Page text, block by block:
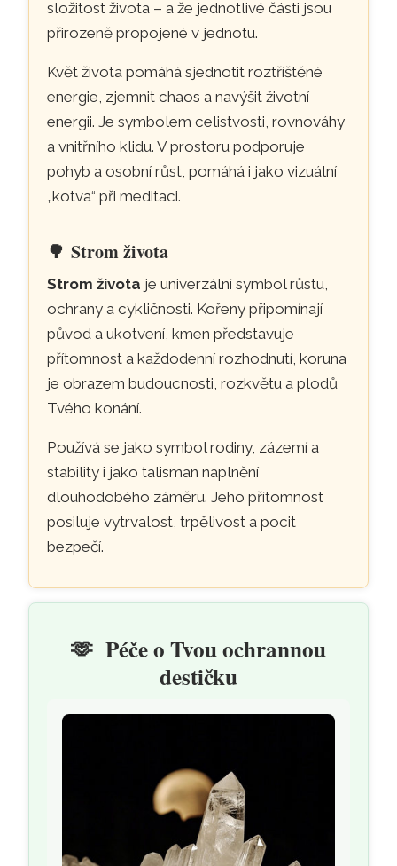
složitost života – a že jednotlivé části jsou
přirozeně propojené v jednotu.
Květ života pomáhá sjednotit roztříštěné
energie, zjemnit chaos a navýšit životní
energii. Je symbolem celistvosti, rovnováhy
a vnitřního klidu. V prostoru podporuje
pohyb a osobní růst, pomáhá i jako vizuální
„kotva“ při meditaci.
🌳Strom života
Strom života je univerzální symbol růstu,
ochrany a cykličnosti. Kořeny připomínají
původ a ukotvení, kmen představuje
přítomnost a každodenní rozhodnutí, koruna
je obrazem budoucnosti, rozkvětu a plodů
Tvého konání.
Používá se jako symbol rodiny, zázemí a
stability i jako talisman naplnění
dlouhodobého záměru. Jeho přítomnost
posiluje vytrvalost, trpělivost a pocit
bezpečí.
🫶 Péče o Tvou ochrannou
destičku